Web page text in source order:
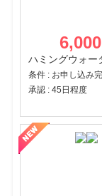
6,000
承認 : 45日程度